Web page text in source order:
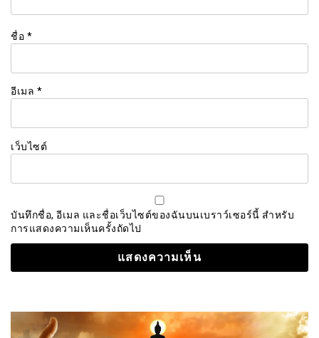
ชื่อ *
อีเมล *
เว็บไซต์
บันทึกชื่อ, อีเมล และชื่อเว็บไซต์ของฉันบนเบราว์เซอร์นี้ สำหรับ
การแสดงความเห็นครั้งถัดไป